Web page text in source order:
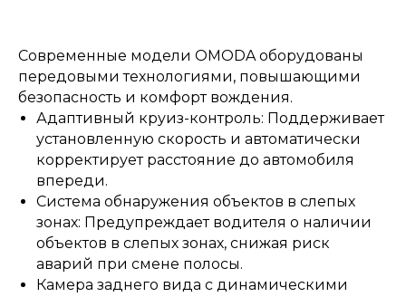
Современные модели OMODA оборудованы
передовыми технологиями, повышающими
безопасность и комфорт вождения.
Адаптивный круиз-контроль: Поддерживает
установленную скорость и автоматически
корректирует расстояние до автомобиля
впереди.
Система обнаружения объектов в слепых
зонах: Предупреждает водителя о наличии
объектов в слепых зонах, снижая риск
аварий при смене полосы.
Камера заднего вида с динамическими